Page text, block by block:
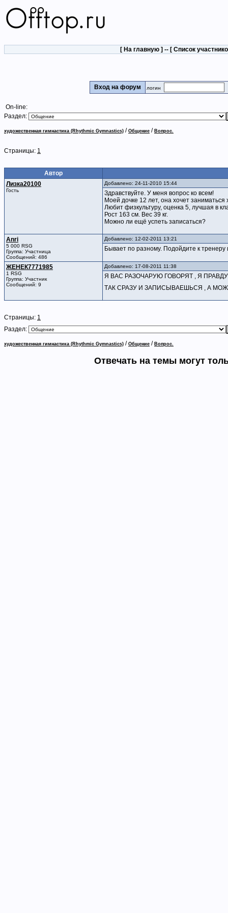
[ На главную ] -- [ Список
Вход на форум логин
On-line:
Раздел:
художественная гимнастика (Rhythmic Gymnastics) / Общение / Вопрос.
Страницы: 1
Автор
Лизка20100
Гость
Добавлено: 24-11-2010 15:44
Здравствуйте. У меня вопрос ко всем!
Моей дочке 12 лет, она хочет заниматься
Любит физкультуру, оценка 5, лучшая в
Рост 163 cм. Вес 39 кг.
Можно ли ещё успеть записаться?
Anri
5 000 RSG
Группа: Участница
Сообщений: 486
Добавлено: 12-02-2011 13:21
Бывает по разному. Подойдите к тренеру
ЖЕНЕК7771985
1 RSG
Группа: Участник
Сообщений: 9
Добавлено: 17-08-2011 11:38
Я ВАС РАЗОЧАРУЮ ГОВОРЯТ , Я
ТАК СРАЗУ И ЗАПИСЫВАЕШЬСЯ , А
Страницы: 1
Раздел:
художественная гимнастика (Rhythmic Gymnastics) / Общение / Вопрос.
Отвечать на темы могут